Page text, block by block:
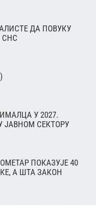
ДА ПОВУКУ
СНС
У 2027.
ЈАВНОМ СЕКТОРУ
ПОКАЗУЈЕ 40
А ШТА ЗАКОН